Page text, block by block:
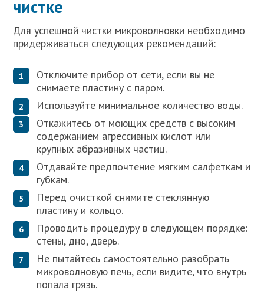
чистке
Для успешной чистки микроволновки необходимо
придерживаться следующих рекомендаций:
Отключите прибор от сети, если вы не
снимаете пластину с паром.
Используйте минимальное количество воды.
Откажитесь от моющих средств с высоким
содержанием агрессивных кислот или
крупных абразивных частиц.
Отдавайте предпочтение мягким салфеткам и
губкам.
Перед очисткой снимите стеклянную
пластину и кольцо.
Проводить процедуру в следующем порядке:
стены, дно, дверь.
Не пытайтесь самостоятельно разобрать
микроволновую печь, если видите, что внутрь
попала грязь.